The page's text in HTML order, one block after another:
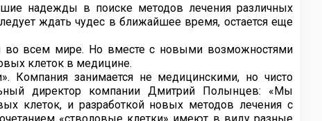
надежды в поиске методов лечения различных
ждать чудес в ближайшее время, остается еще
во всем мире. Но вместе с новыми возможностями
клеток в медицине.
Компания занимается не медицинскими, но чисто
директор компании Дмитрий Полынцев: «Мы
клеток, и разработкой новых методов лечения с